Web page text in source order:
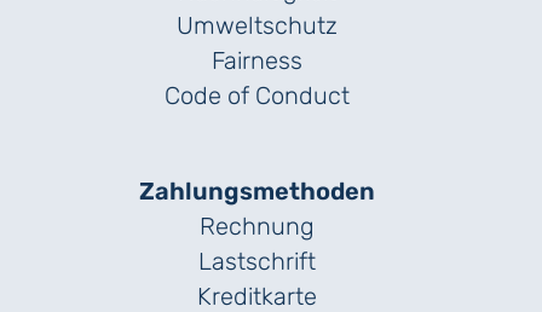
Umweltschutz
Fairness
Code of Conduct
Zahlungs­methoden
Rechnung
Lastschrift
Kreditkarte